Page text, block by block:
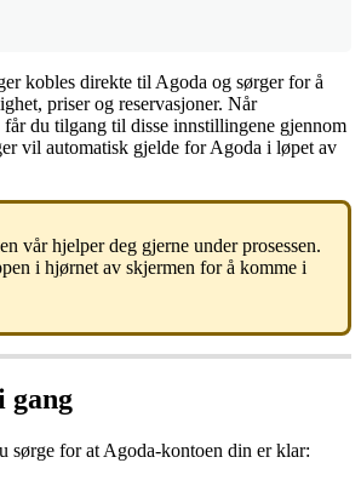
kobles direkte til Agoda og sørger for å
, priser og reservasjoner. Når
får du tilgang til disse innstillingene gjennom
vil automatisk gjelde for Agoda i løpet av
vår hjelper deg gjerne under prosessen.
i hjørnet av skjermen for å komme i
gang
sørge for at Agoda-kontoen din er klar: